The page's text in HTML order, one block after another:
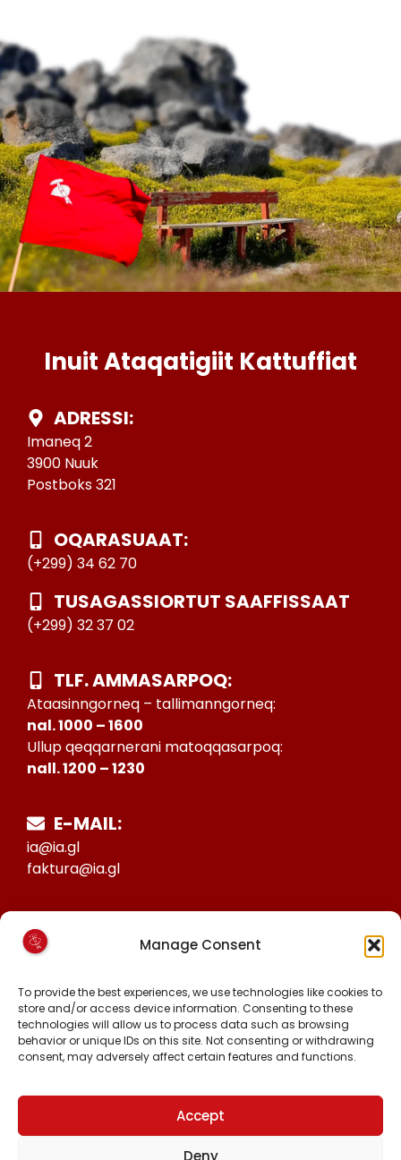
Manage Consent
To provide the best experiences, we use technologies like cookies to
store and/or access device information. Consenting to these
technologies will allow us to process data such as browsing
behavior or unique IDs on this site. Not consenting or withdrawing
consent, may adversely affect certain features and functions.
Accept
Deny
Inuit Ataqatigiit Kattuffiat
ADRESSI:
Imaneq 2
3900 Nuuk
Postboks 321
OQARASUAAT:
(+299) 34 62 70
TUSAGASSIORTUT SAAFFISSAAT
(+299) 32 37 02
TLF. AMMASARPOQ:
Ataasinngorneq – tallimanngorneq:
nal. 1000 – 1600
Ullup qeqqarnerani matoqqasarpoq:
nall. 1200 – 1230
E-MAIL:
ia@ia.gl
faktura@ia.gl
25027388
KONTO NR:
6471-1511626
MALINNAAVIGISIGUT
TIKTOK